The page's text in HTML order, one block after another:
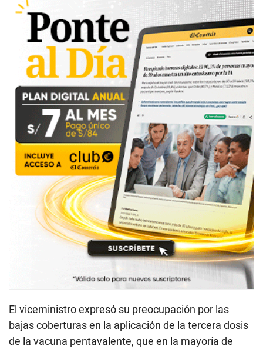
El viceministro expresó su preocupación por las
bajas coberturas en la aplicación de la tercera dosis
de la vacuna pentavalente, que en la mayoría de